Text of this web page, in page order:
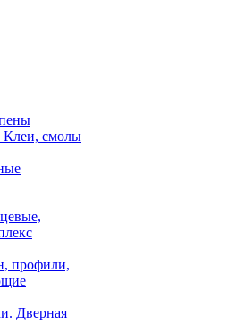
смолы
профили,
Дверная